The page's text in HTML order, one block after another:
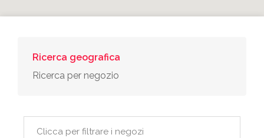
Ricerca geografica
Ricerca per negozio
Clicca per filtrare i negozi